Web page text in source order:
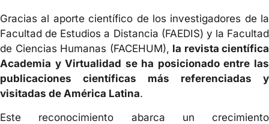
Gracias al aporte científico de los investigadores de la
Facultad de Estudios a Distancia (FAEDIS) y la Facultad
de Ciencias Humanas (FACEHUM), la revista científica
Academia y Virtualidad se ha posicionado entre las
publicaciones científicas más referenciadas y
visitadas de América Latina.
Este reconocimiento abarca un crecimiento